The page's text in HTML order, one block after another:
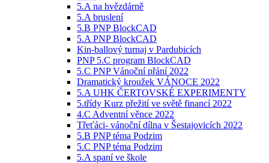
5.A na hvězdárně
5.A bruslení
5.B PNP BlockCAD
5.A PNP BlockCAD
Kin-ballový turnaj v Pardubicích
PNP 5.C program BlockCAD
5.C PNP Vánoční přání 2022
Dramatický kroužek VÁNOCE 2022
5.A UHK ČERTOVSKÉ EXPERIMENTY
5.třídy Kurz přežití ve světě financí 2022
4.C Adventní věnce 2022
Třeťáci- vánoční dílna v Šestajovicích 2022
5.B PNP téma Podzim
5.C PNP téma Podzim
5.A spaní ve škole